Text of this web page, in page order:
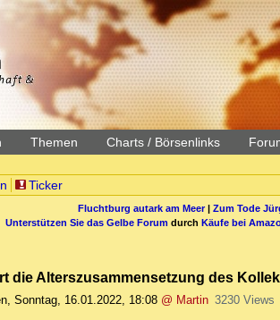
Themen Charts / Börsenlinks
Ticker
Fluchtburg autark am Meer| Zum Tode
Unterstützen Sie das Gelbe Forum durch Käufe bei
die Alterszusammensetzung des
, Sonntag, 16.01.2022, 18:08 @ Martin 3230 Views